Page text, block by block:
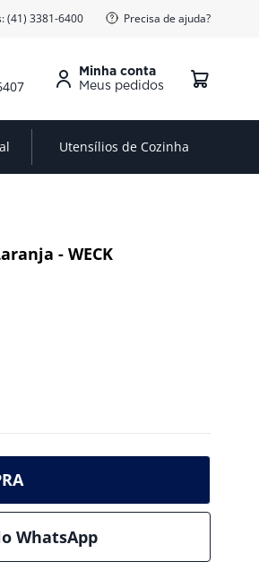
(41) 3381-6400 Precisa de ajuda?
Minha conta
Utensílios de Cozinha
- WECK
WhatsApp